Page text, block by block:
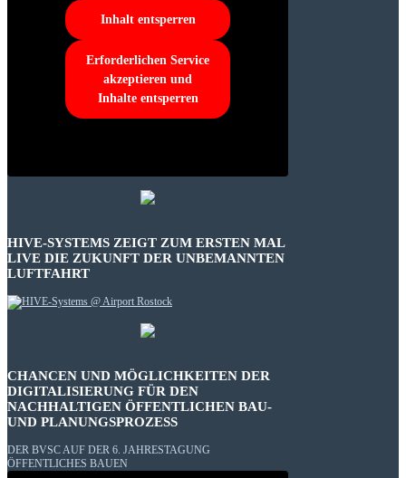
Inhalt entsperren
Erforderlichen Service
akzeptieren und
Inhalte entsperren
HIVE-SYSTEMS ZEIGT ZUM ERSTEN MAL
LIVE DIE ZUKUNFT DER UNBEMANNTEN
LUFTFAHRT
CHANCEN UND MÖGLICHKEITEN DER
DIGITALISIERUNG FÜR DEN
NACHHALTIGEN ÖFFENTLICHEN BAU-
UND PLANUNGSPROZESS
DER BVSC AUF DER 6. JAHRESTAGUNG
ÖFFENTLICHES BAUEN